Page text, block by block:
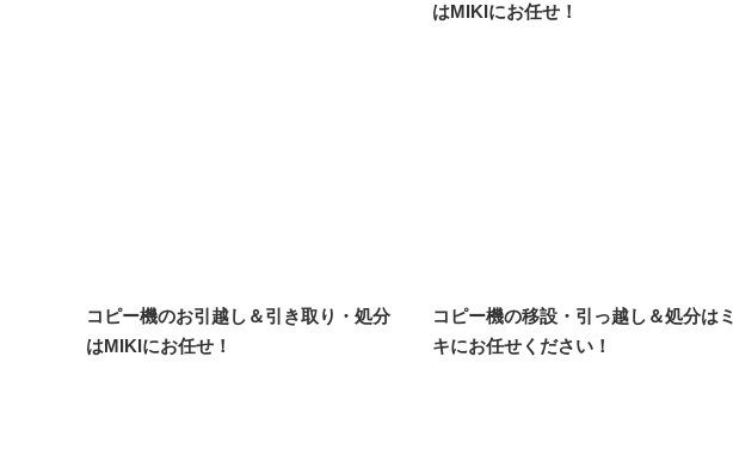
はMIKIにお任せ！
コピー機のお引越し＆引き取り・処分
はMIKIにお任せ！
コピー機の移設・引っ越し＆処分はミ
キにお任せください！